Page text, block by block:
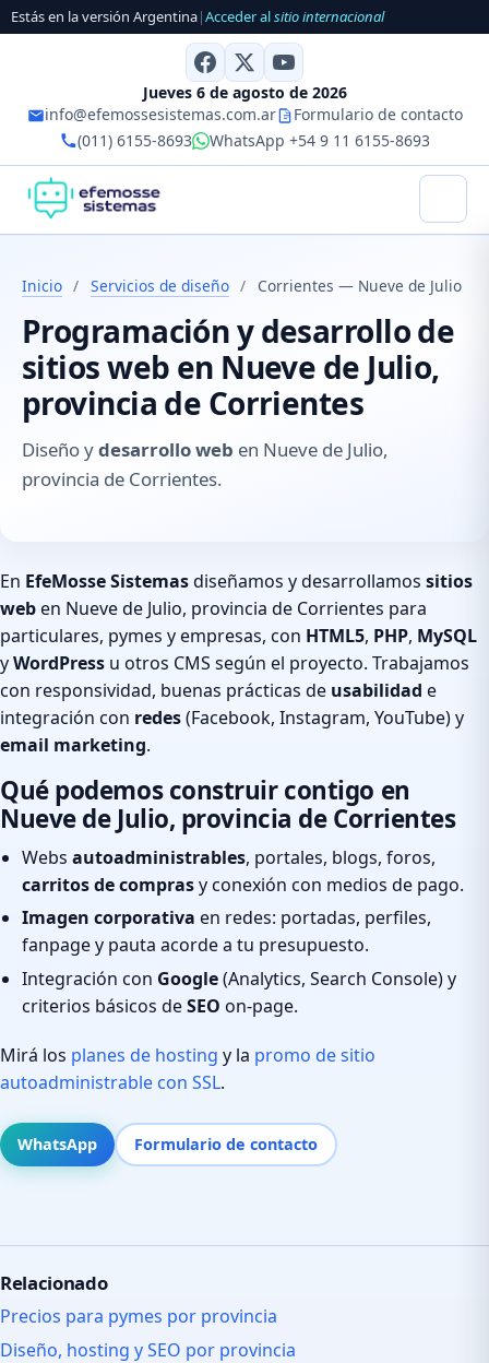
Estás en la versión Argentina|Acceder alsitio internacional
Jueves 6 de agosto de 2026
info@efemossesistemas.com.ar
Formulario de contacto
(011) 6155-8693
WhatsApp +54 9 11 6155-8693
Inicio / Servicios de diseño / Corrientes — Nueve de Julio
Programación y desarrollo de
sitios web en Nueve de Julio,
provincia de Corrientes
Diseño ydesarrollo web en Nueve de Julio,
provincia de Corrientes.
En EfeMosse Sistemasdiseñamos y desarrollamos sitios
weben Nueve de Julio, provincia de Corrientes para
particulares, pymes y empresas, con HTML5, PHP, MySQL
yWordPress u otros CMS según el proyecto. Trabajamos
con responsividad, buenas prácticas de usabilidad e
integración con redes(Facebook, Instagram, YouTube) y
email marketing.
Qué podemos construir contigo en
Nueve de Julio, provincia de Corrientes
Webs autoadministrables, portales, blogs, foros,
carritos de comprasy conexión con medios de pago.
Imagen corporativa en redes: portadas, perfiles,
fanpage y pauta acorde a tu presupuesto.
Integración con Google(Analytics, Search Console) y
criterios básicos deSEO on-page.
Mirá los planes de hosting y la promo de sitio
autoadministrable con SSL.
WhatsApp Formulario de contacto
Relacionado
Precios para pymes por provincia
Diseño, hosting y SEO por provincia